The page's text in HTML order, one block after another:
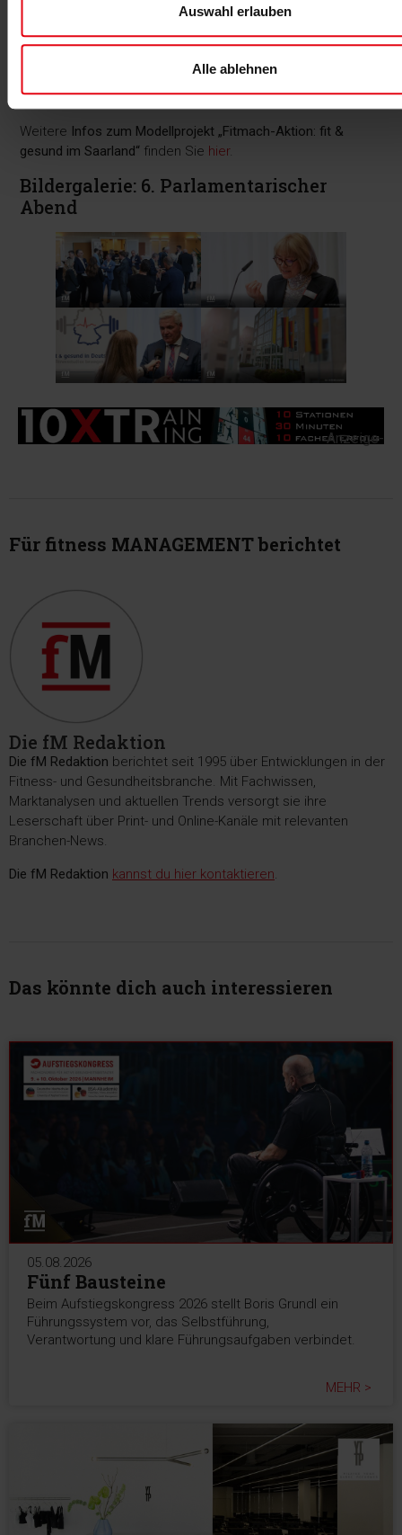
Auswahl erlauben
Alle ablehnen
Der 6. Parlamentarische Abend in Berlin kann eine
Initialzündungsein, um eingesamtdeutsches Modellprojekt
zu betreiben und so ihre
Gesundheit aktiv zu verbessern.
Weitere Infos zum Modellprojekt „Fitmach-Aktion: fit &
gesund im Saarland“ finden Sie hier.
Bildergalerie: 6. Parlamentarischer
Abend
-Anzeige-
Für fitness MANAGEMENT berichtet
Die fM Redaktion
Die fM Redaktion berichtet seit 1995 über Entwicklungen in der
Fitness- und Gesundheitsbranche. Mit Fachwissen,
Marktanalysen und aktuellen Trends versorgt sie ihre
Leserschaft über Print- und Online-Kanäle mit relevanten
Branchen-News.
Die fM Redaktion kannst du hier kontaktieren
Das könnte dich auch interessieren
05.08.2026
Fünf Bausteine
Beim Aufstiegskongress 2026 stellt Boris Grundl ein
Führungssystem vor, das Selbstführung,
Verantwortung und klare Führungsaufgaben verbindet.
MEHR >